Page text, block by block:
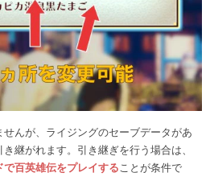
んが、ライジングのセーブデータがあ
継がれます。引き継ぎを行う場合は、
百英雄伝をプレイする ことが条件で